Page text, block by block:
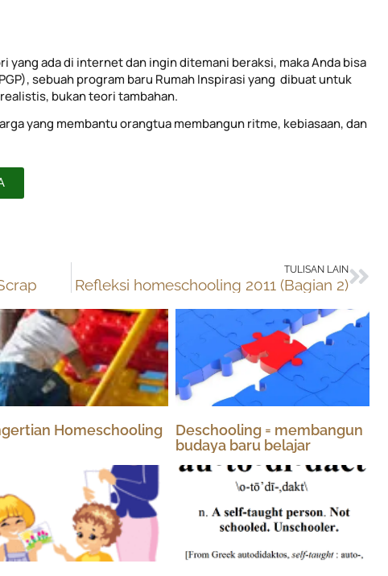
yang ada di internet dan ingin ditemani beraksi, maka Anda bisa
sebuah program baru Rumah Inspirasi yang dibuat untuk
bukan teori tambahan.
yang membantu orangtua membangun ritme, kebiasaan, dan
TULISAN LAIN
Refleksi homeschooling 2011 (Bagian 2)
Next
Homeschooling
Deschooling = membangun
budaya baru belajar